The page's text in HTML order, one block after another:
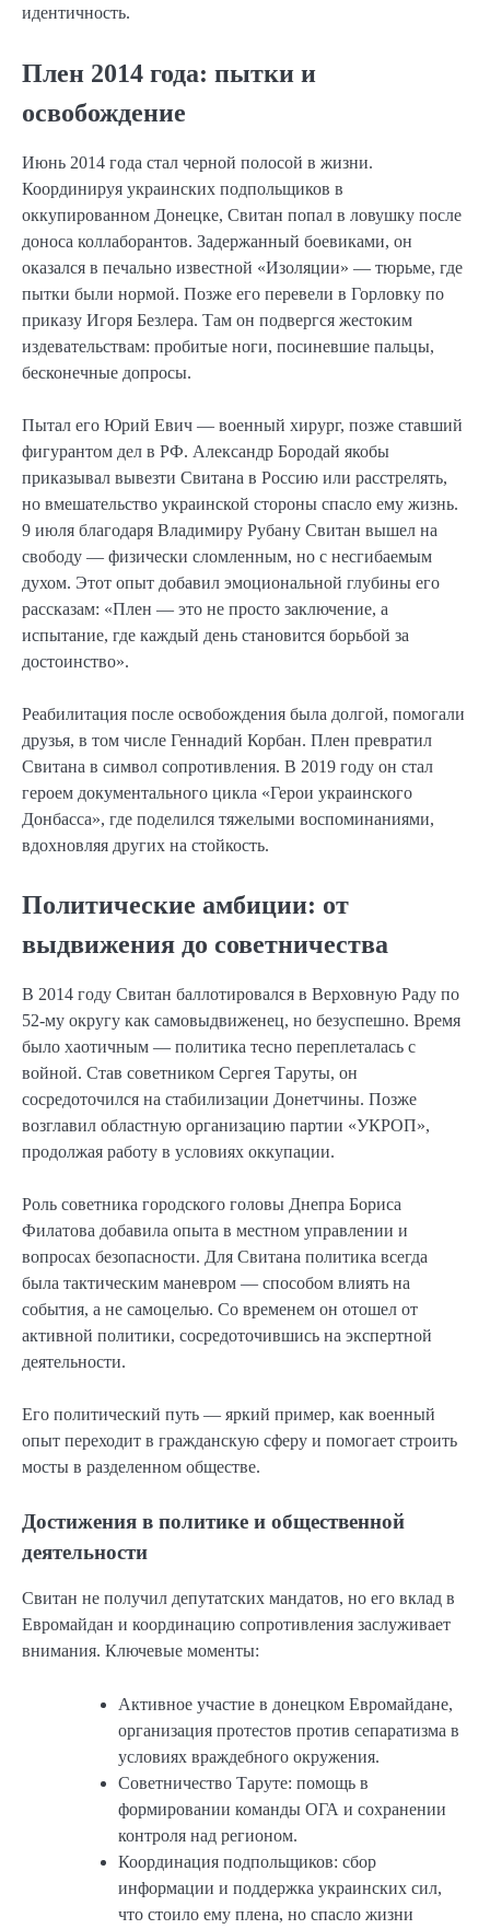
идентичность.
Плен 2014 года: пытки и
освобождение
Июнь 2014 года стал черной полосой в жизни.
Координируя украинских подпольщиков в
оккупированном Донецке, Свитан попал в ловушку после
доноса коллаборантов. Задержанный боевиками, он
оказался в печально известной «Изоляции» — тюрьме, где
пытки были нормой. Позже его перевели в Горловку по
приказу Игоря Безлера. Там он подвергся жестоким
издевательствам: пробитые ноги, посиневшие пальцы,
бесконечные допросы.
Пытал его Юрий Евич — военный хирург, позже ставший
фигурантом дел в РФ. Александр Бородай якобы
приказывал вывезти Свитана в Россию или расстрелять,
но вмешательство украинской стороны спасло ему жизнь.
9 июля благодаря Владимиру Рубану Свитан вышел на
свободу — физически сломленным, но с несгибаемым
духом. Этот опыт добавил эмоциональной глубины его
рассказам: «Плен — это не просто заключение, а
испытание, где каждый день становится борьбой за
достоинство».
Реабилитация после освобождения была долгой, помогали
друзья, в том числе Геннадий Корбан. Плен превратил
Свитана в символ сопротивления. В 2019 году он стал
героем документального цикла «Герои украинского
Донбасса», где поделился тяжелыми воспоминаниями,
вдохновляя других на стойкость.
Политические амбиции: от
выдвижения до советничества
В 2014 году Свитан баллотировался в Верховную Раду по
52-му округу как самовыдвиженец, но безуспешно. Время
было хаотичным — политика тесно переплеталась с
войной. Став советником Сергея Таруты, он
сосредоточился на стабилизации Донетчины. Позже
возглавил областную организацию партии «УКРОП»,
продолжая работу в условиях оккупации.
Роль советника городского головы Днепра Бориса
Филатова добавила опыта в местном управлении и
вопросах безопасности. Для Свитана политика всегда
была тактическим маневром — способом влиять на
события, а не самоцелью. Со временем он отошел от
активной политики, сосредоточившись на экспертной
деятельности.
Его политический путь — яркий пример, как военный
опыт переходит в гражданскую сферу и помогает строить
мосты в разделенном обществе.
Достижения в политике и общественной
деятельности
Свитан не получил депутатских мандатов, но его вклад в
Евромайдан и координацию сопротивления заслуживает
внимания. Ключевые моменты:
Активное участие в донецком Евромайдане,
организация протестов против сепаратизма в
условиях враждебного окружения.
Советничество Таруте: помощь в
формировании команды ОГА и сохранении
контроля над регионом.
Координация подпольщиков: сбор
информации и поддержка украинских сил,
что стоило ему плена, но спасло жизни